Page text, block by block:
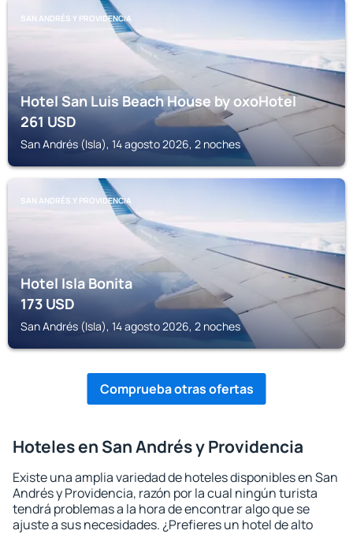
SAN ANDRÉS Y PROVIDENCIA
Hotel San Luis Beach House by oxoHotel
261USD
San Andrés (Isla), 14 agosto 2026, 2 noches
SAN ANDRÉS Y PROVIDENCIA
Hotel Isla Bonita
173USD
San Andrés (Isla), 14 agosto 2026, 2 noches
Comprueba otras ofertas
Hoteles en San Andrés y Providencia
Existe una amplia variedad de hoteles disponibles en San
Andrés y Providencia, razón por la cual ningún turista
tendrá problemas a la hora de encontrar algo que se
ajuste a sus necesidades. ¿Prefieres un hotel de alto